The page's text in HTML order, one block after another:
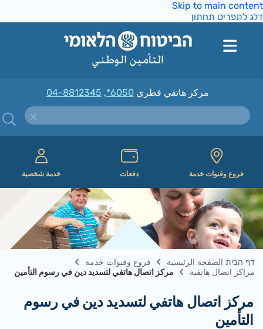
Skip to main
לתפריט תחתון
مركز هاتفي قطري*6050
,
04-8812345
فروع وقنوات خدمة دفعات خدمة شخصية
דף הבית الصفحة الرئيسية
فروع وقنوات خدمة
مراكز اتصال هاتفية
مركز اتصال هاتفي لتسديد دين في رسوم التأمين
مركز اتصال هاتفي لتسديد دين في رسوم
التأمين